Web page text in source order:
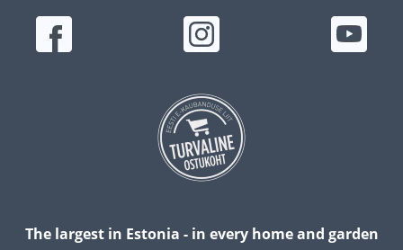
The largest in Estonia - in every home and garden